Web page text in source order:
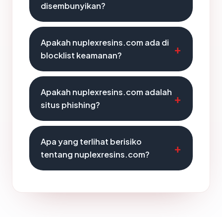
disembunyikan?
Apakah nuplexresins.com ada di
blocklist keamanan?
Apakah nuplexresins.com adalah
situs phishing?
Apa yang terlihat berisiko
tentang nuplexresins.com?